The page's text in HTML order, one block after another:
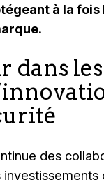
à la
dans les
des